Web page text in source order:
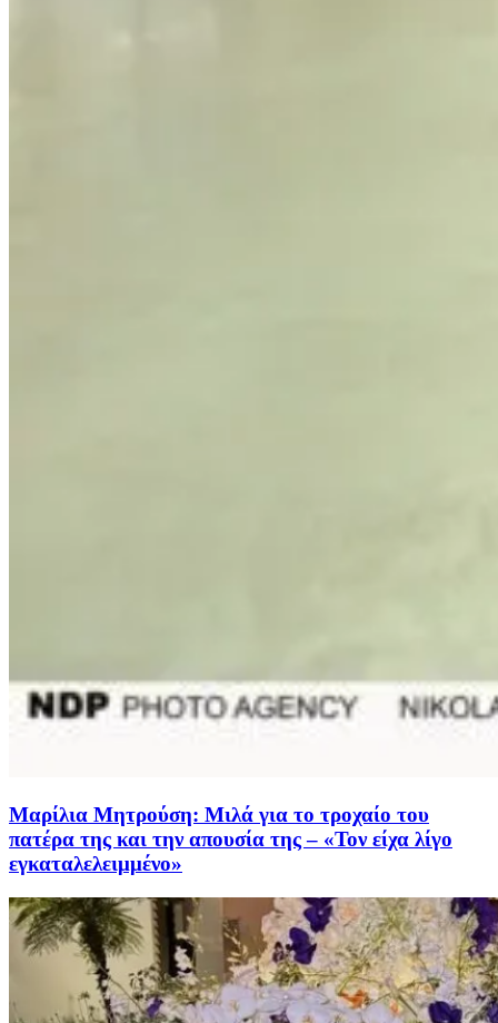
Μαρίλια Μητρούση: Μιλά για το τροχαίο του
πατέρα της και την απουσία της – «Τον είχα λίγο
εγκαταλελειμμένο»